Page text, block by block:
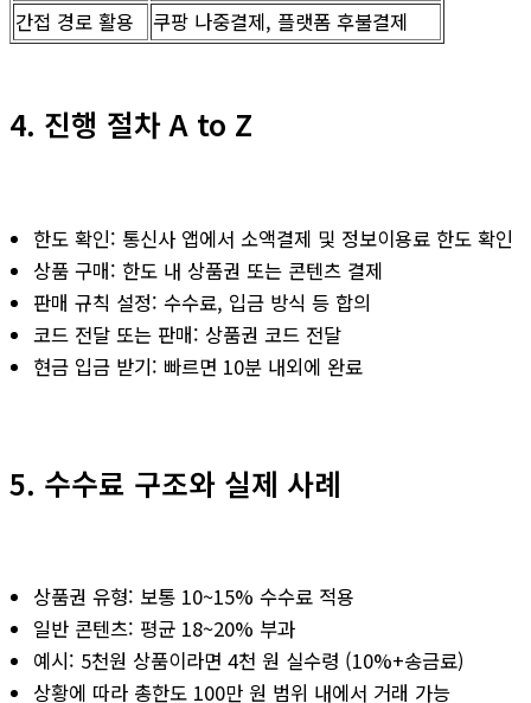
간접 경로 활용
쿠팡 나중결제, 플랫폼 후불결제
4. 진행 절차 A to Z
한도 확인: 통신사 앱에서 소액결제 및 정보이용료 한도 확인
상품 구매: 한도 내 상품권 또는 콘텐츠 결제
판매 규칙 설정: 수수료, 입금 방식 등 합의
코드 전달 또는 판매: 상품권 코드 전달
현금 입금 받기: 빠르면 10분 내외에 완료
5. 수수료 구조와 실제 사례
상품권 유형: 보통 10~15% 수수료 적용
일반 콘텐츠: 평균 18~20% 부과
예시: 5천원 상품이라면 4천 원 실수령 (10%+송금료)
상황에 따라 총한도 100만 원 범위 내에서 거래 가능